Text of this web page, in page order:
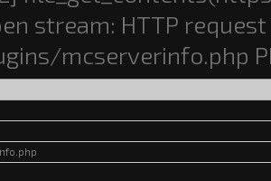
stream: HTTP
mcserverinfo.php